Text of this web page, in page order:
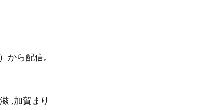
ら配信。
,加賀まり